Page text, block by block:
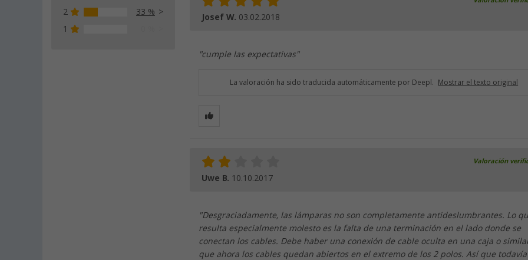
2
33 %
1
Josef W. 03.02.2018
"cumple las expectativas"
La valoración ha sido traducida automáticamente por Deepl. Mostrar el texto original
Valoración
Uwe B. 10.10.2017
"Desgraciadamente, las lámparas no son completamente antideslumbrantes. Lo
resulta especialmente molesto es la falta de una terminación en el lado donde se
conectan los cables. Debe haber una conexión de cable oculta en una caja o
que ahora los cables quedan abiertos en el extremo de los 2 polos. Así que todavía